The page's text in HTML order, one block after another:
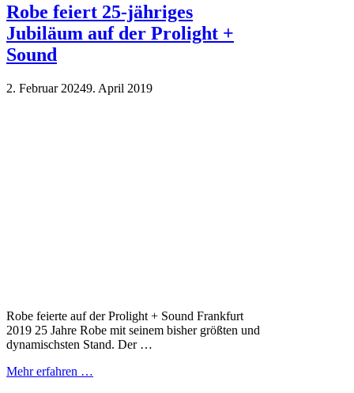
Robe feiert 25-jähriges
Jubiläum auf der Prolight +
Sound
2. Februar 20249. April 2019
Robe feierte auf der Prolight + Sound Frankfurt
2019 25 Jahre Robe mit seinem bisher größten und
dynamischsten Stand. Der …
Mehr erfahren …